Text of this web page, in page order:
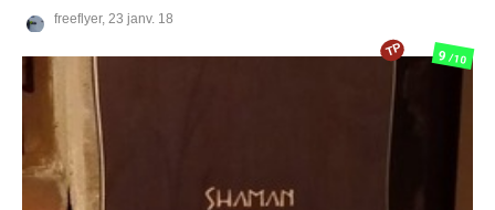
freeflyer, 23 janv. 18
9/10
TP